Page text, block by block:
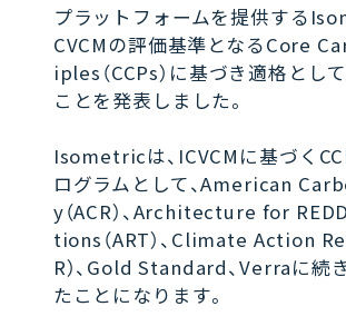
プラットフォームを提供する
CVCMの評価基準となるCore
iples（CCPs）に基づき適格とし
ことを発表しました。
Isometricは、ICVCMに基づく
ログラムとして、American
y（ACR）、Architecture for
tions（ART）、Climate Action
R）、Gold Standard、Verraに続
たことになります。